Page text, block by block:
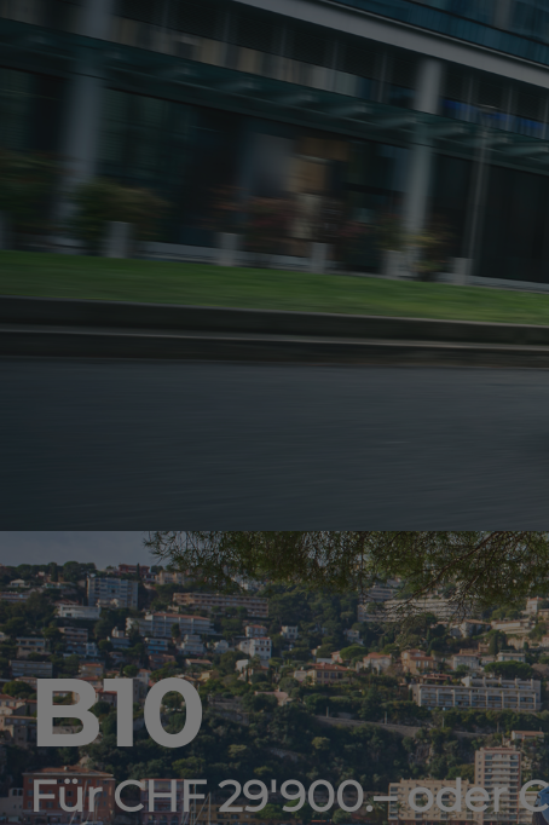
B10
Für CHF 29'900.– oder